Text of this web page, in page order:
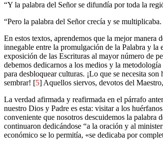
“Y la palabra del Señor se difundía por toda la
“Pero la palabra del Señor crecía y se
En estos textos, aprendemos que la mejor
innegable entre la promulgación de la Palabra y la
exposición de las Escrituras al mayor número de
debemos dedicarnos a los medios y la
para desbloquear culturas. ¡Lo que se necesita
sembrar! [5] Aquellos siervos, devotos del
La verdad afirmada y reafirmada en el párrafo
nuestro Dios y Padre es esta: visitar a los
conveniente que nosotros descuidemos la palabra
continuaron dedicándose “a la oración y al
económico se lo permitía, «se dedicaba por